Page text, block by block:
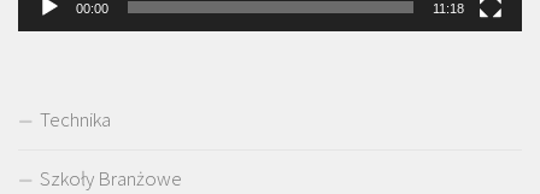
00:00 11:18
Technika
Szkoły Branżowe